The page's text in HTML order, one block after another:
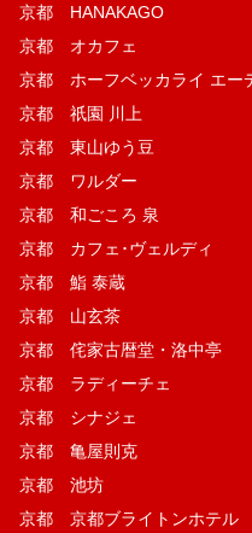
京都 HANAKAGO
京都 オカフェ
京都 ホーフベッカライ エー
京都 祇園 川上
京都 東山ゆう豆
京都 ワルダー
京都 和ごころ 泉
京都 カフェ･ヴェルディ
京都 鮨 泰蔵
京都 山玄茶
京都 侘家古暦堂・洛中亭
京都 ラディーチェ
京都 シナジェ
京都 亀屋則克
京都 池坊
京都 京都ブライトンホテル